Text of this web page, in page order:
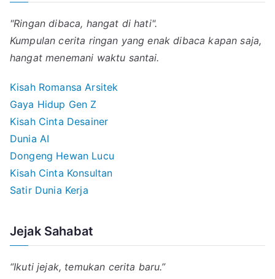
"Ringan dibaca, hangat di hati".
Kumpulan cerita ringan yang enak dibaca kapan saja,
hangat menemani waktu santai.
Kisah Romansa Arsitek
Gaya Hidup Gen Z
Kisah Cinta Desainer
Dunia AI
Dongeng Hewan Lucu
Kisah Cinta Konsultan
Satir Dunia Kerja
Jejak Sahabat
“Ikuti jejak, temukan cerita baru.”